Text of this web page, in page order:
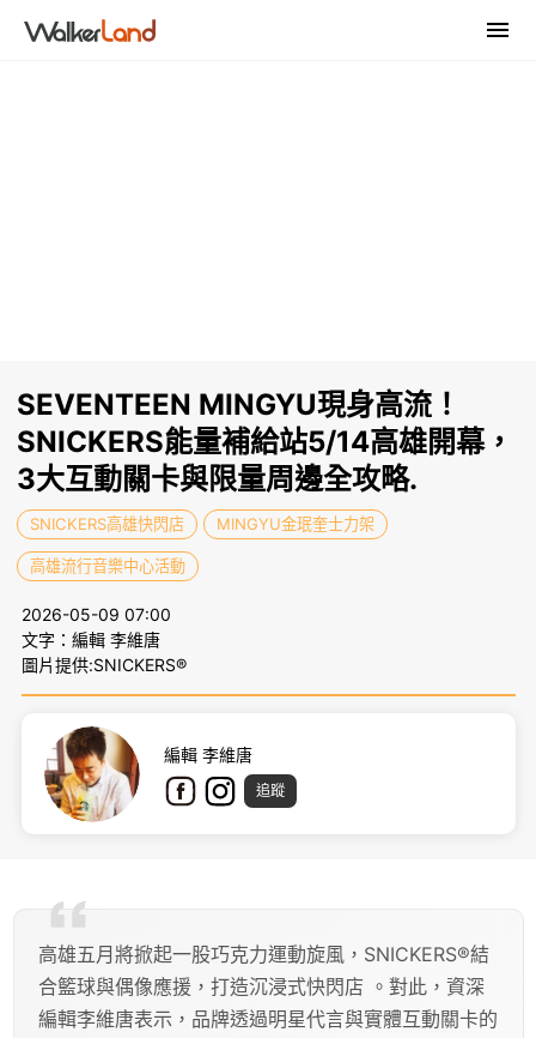
SEVENTEEN MINGYU現身高流！
SNICKERS能量補給站5/14高雄開幕，
3大互動關卡與限量周邊全攻略.
SNICKERS高雄快閃店 MINGYU金珉奎士力架
高雄流行音樂中心活動
2026-05-09 07:00
文字：編輯 李維唐
圖片提供:SNICKERS®
編輯 李維唐
追蹤
高雄五月將掀起一股巧克力運動旋風，SNICKERS®結
合籃球與偶像應援，打造沉浸式快閃店 。對此，資深
編輯李維唐表示，品牌透過明星代言與實體互動關卡的